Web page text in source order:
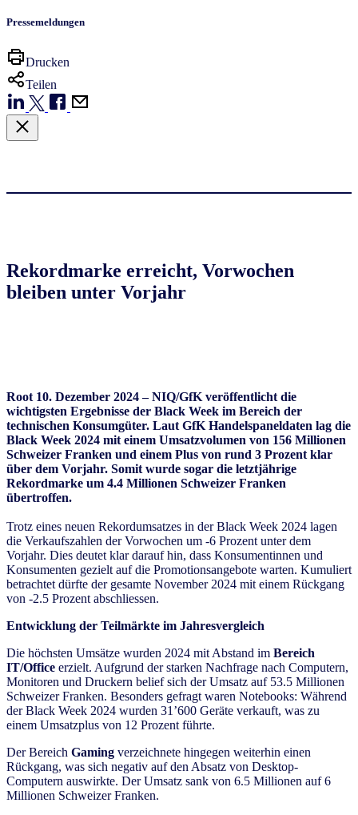
Pressemeldungen
Drucken
Teilen
Rekordmarke erreicht, Vorwochen
bleiben unter Vorjahr
Root 10. Dezember 2024 – NIQ/GfK veröffentlicht die
wichtigsten Ergebnisse der Black Week im Bereich der
technischen Konsumgüter. Laut GfK Handelspaneldaten lag die
Black Week 2024 mit einem Umsatzvolumen von 156 Millionen
Schweizer Franken und einem Plus von rund 3 Prozent klar
über dem Vorjahr. Somit wurde sogar die letztjährige
Rekordmarke um 4.4 Millionen Schweizer Franken
übertroffen.
Trotz eines neuen Rekordumsatzes in der Black Week 2024 lagen
die Verkaufszahlen der Vorwochen um -6 Prozent unter dem
Vorjahr. Dies deutet klar darauf hin, dass Konsumentinnen und
Konsumenten gezielt auf die Promotionsangebote warten. Kumuliert
betrachtet dürfte der gesamte November 2024 mit einem Rückgang
von -2.5 Prozent abschliessen.
Entwicklung der Teilmärkte im Jahresvergleich
Die höchsten Umsätze wurden 2024 mit Abstand im Bereich
IT/Office erzielt. Aufgrund der starken Nachfrage nach Computern,
Monitoren und Druckern belief sich der Umsatz auf 53.5 Millionen
Schweizer Franken. Besonders gefragt waren Notebooks: Während
der Black Week 2024 wurden 31’600 Geräte verkauft, was zu
einem Umsatzplus von 12 Prozent führte.
Der Bereich Gaming verzeichnete hingegen weiterhin einen
Rückgang, was sich negativ auf den Absatz von Desktop-
Computern auswirkte. Der Umsatz sank von 6.5 Millionen auf 6
Millionen Schweizer Franken.